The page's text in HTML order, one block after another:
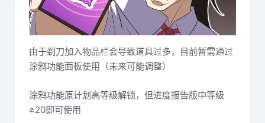
由于剃刀加入物品栏会导致道具过多，目前暂需通过
涂鸦功能面板使用（未来可能调整）
涂鸦功能原计划高等级解锁，但进度报告版中等级
≥20即可使用